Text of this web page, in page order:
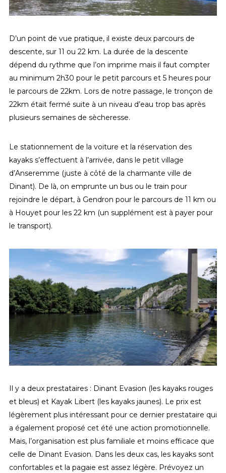
D’un point de vue pratique, il existe deux parcours de
descente, sur 11 ou 22 km. La durée de la descente
dépend du rythme que l’on imprime mais il faut compter
au minimum 2h30 pour le petit parcours et 5 heures pour
le parcours de 22km. Lors de notre passage, le tronçon de
22km était fermé suite à un niveau d’eau trop bas après
plusieurs semaines de sècheresse.
Le stationnement de la voiture et la réservation des
kayaks s’effectuent à l’arrivée, dans le petit village
d’Anseremme (juste à côté de la charmante ville de
Dinant). De là, on emprunte un bus ou le train pour
rejoindre le départ, à Gendron pour le parcours de 11 km ou
à Houyet pour les 22 km (un supplément est à payer pour
le transport).
Il y a deux prestataires : Dinant Evasion (les kayaks rouges
et bleus) et Kayak Libert (les kayaks jaunes). Le prix est
légèrement plus intéressant pour ce dernier prestataire qui
a également proposé cet été une action promotionnelle.
Mais, l’organisation est plus familiale et moins efficace que
celle de Dinant Evasion. Dans les deux cas, les kayaks sont
confortables et la pagaie est assez légère. Prévoyez un